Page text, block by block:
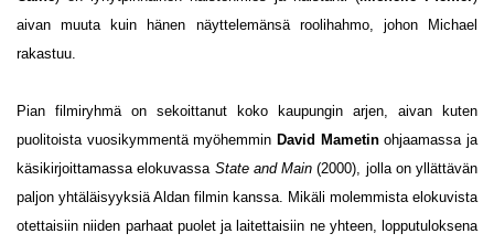
aivan muuta kuin hänen näyttelemänsä roolihahmo, johon Michael
rakastuu.
Pian filmiryhmä on sekoittanut koko kaupungin arjen, aivan kuten
puolitoista vuosikymmentä myöhemmin David Mametinohjaamassa ja
käsikirjoittamassa elokuvassa State and Main(2000), jolla on yllättävän
paljon yhtäläisyyksiä Aldan filmin kanssa. Mikäli molemmista elokuvista
otettaisiin niiden parhaat puolet ja laitettaisiin ne yhteen, lopputuloksena